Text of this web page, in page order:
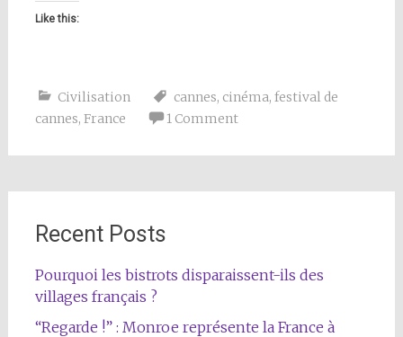
Like this:
Civilisation cannes, cinéma, festival de
cannes, France 1 Comment
Recent Posts
Pourquoi les bistrots disparaissent-ils des
villages français ?
“Regarde !” : Monroe représente la France à